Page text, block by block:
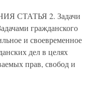
СТАТЬЯ 2. Задачи
гражданского
и своевременное
дел в целях
прав, свобод и